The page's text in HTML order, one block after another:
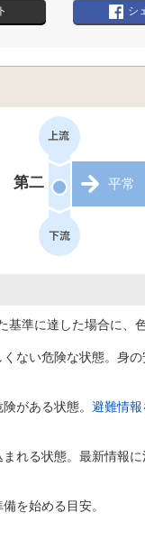
シ
第二 平常
準に達した場合に、
ない危険な状態。身の
がある状態。 避難情報
れる状態。最新情報に
を始める目安。